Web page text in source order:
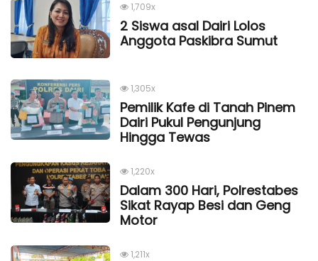
1,709x
2 Siswa asal Dairi Lolos
Anggota Paskibra Sumut
1,305x
Pemilik Kafe di Tanah Pinem
Dairi Pukul Pengunjung
Hingga Tewas
1,220x
Dalam 300 Hari, Polrestabes
Sikat Rayap Besi dan Geng
Motor
1,211x